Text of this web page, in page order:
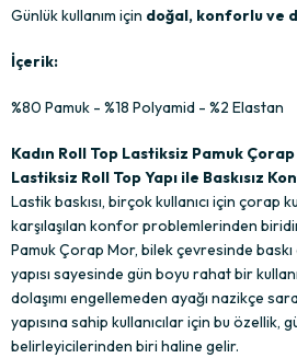
Günlük kullanım için doğal, konforlu ve
İçerik:
%80 Pamuk - %18 Polyamid - %2 Elastan
Kadın Roll Top Lastiksiz Pamuk
Lastiksiz Roll Top Yapı ile Baskısız
Lastik baskısı, birçok kullanıcı için çorap
karşılaşılan konfor problemlerinden
Pamuk Çorap Mor, bilek çevresinde
yapısı sayesinde gün boyu rahat bir
dolaşımı engellemeden ayağı nazikçe
yapısına sahip kullanıcılar için bu özellik,
belirleyicilerinden biri haline gelir.